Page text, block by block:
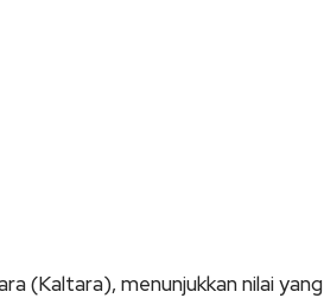
(Kaltara), menunjukkan nilai yang